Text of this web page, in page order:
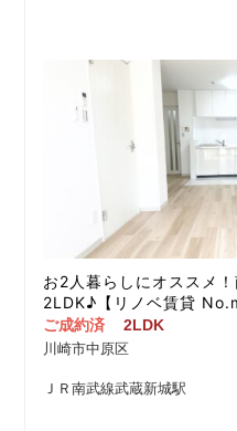
お2人暮らしにオススメ
2LDK♪【リノベ賃貸
ご成約済
2LDK
川崎市中原区
ＪＲ南武線武蔵新城駅